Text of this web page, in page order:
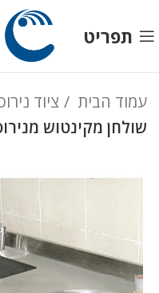
תפריט
עמוד הבית
ציוד
שולחן מקינטוש